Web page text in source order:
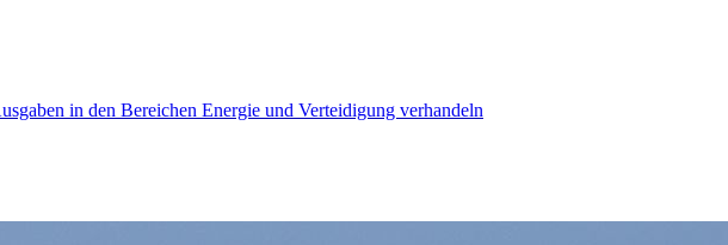
in den Bereichen Energie und Verteidigung verhandeln